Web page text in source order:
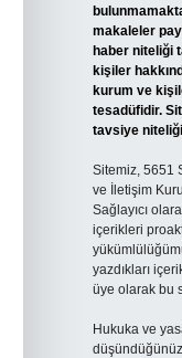
makaleler
haber niteliği
kişiler
kurum ve
tesadüfidir.
tavsiye
Sitemiz, 5651
ve İletişim
Sağlayıcı
içerikleri
yazdıkları
üye olarak bu
Hukuka ve